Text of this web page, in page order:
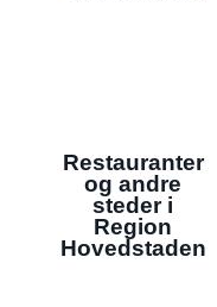
Restauranter
og andre
steder i
Region
Hovedstaden